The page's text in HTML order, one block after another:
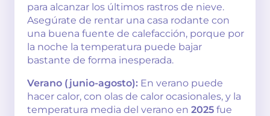
para alcanzar los últimos rastros de nieve.
Asegúrate de rentar una casa rodante con
una buena fuente de calefacción, porque por
la noche la temperatura puede bajar
bastante de forma inesperada.
Verano (junio-agosto): En verano puede
hacer calor, con olas de calor ocasionales, y la
temperatura media del verano en 2025 fue